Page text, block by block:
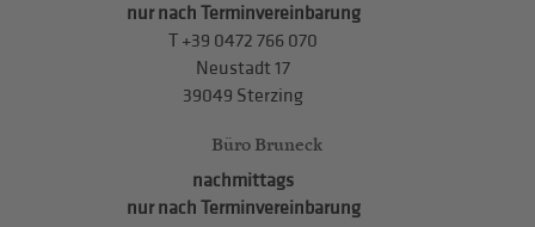
nur nach Terminvereinbarung
T +39 0472 766 070
Neustadt 17
39049 Sterzing
Büro Bruneck
nachmittags
nur nach Terminvereinbarung